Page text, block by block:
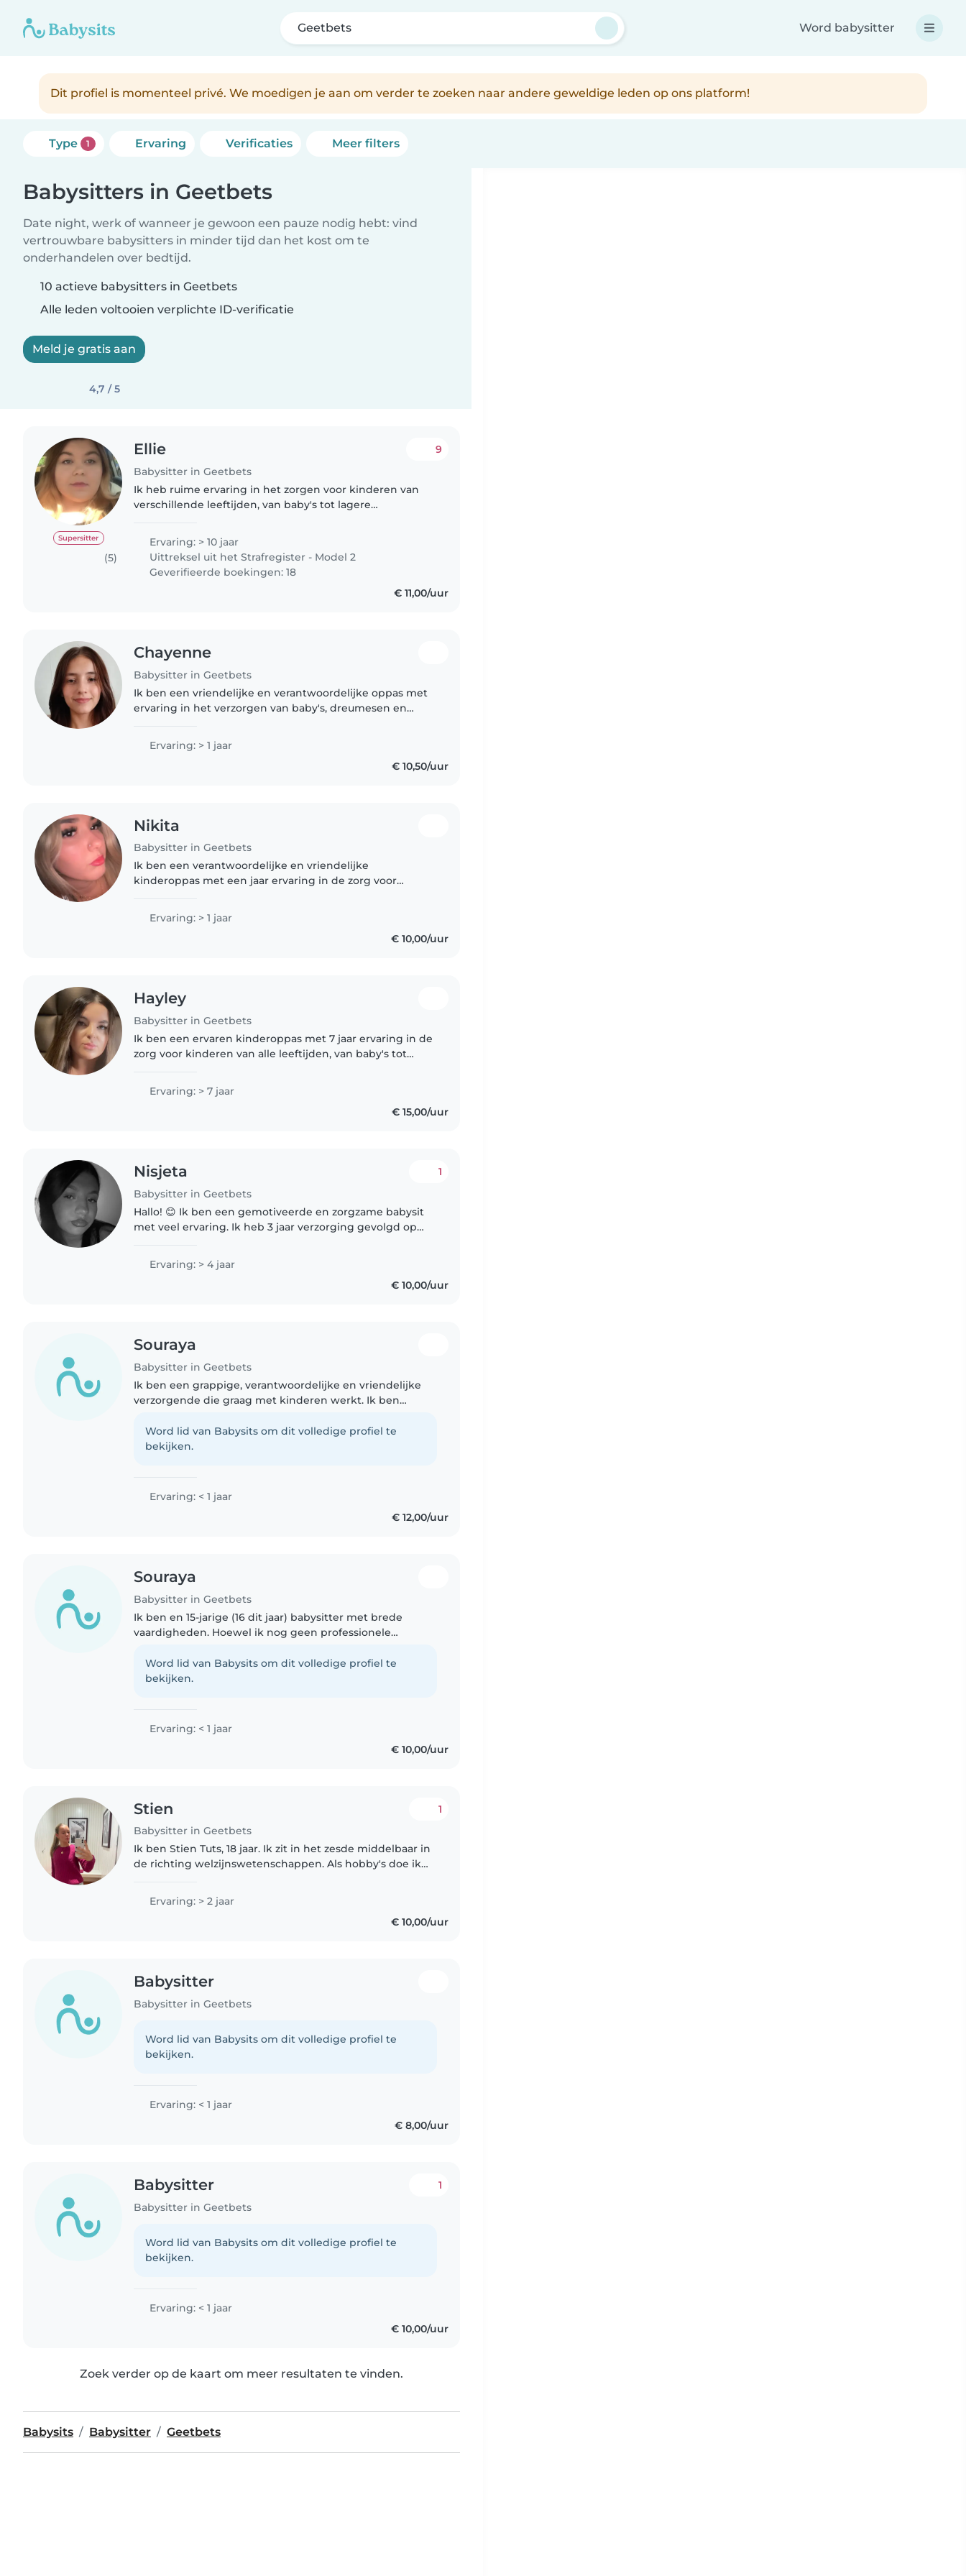
Geetbets Word babysitter
Dit profiel is momenteel privé. We moedigen je aan om verder te zoeken naar andere geweldige leden op ons platform!
Type 1 Ervaring Verificaties Meer filters
Babysitters in Geetbets
Date night, werk of wanneer je gewoon een pauze nodig hebt: vind
vertrouwbare babysitters in minder tijd dan het kost om te
onderhandelen over bedtijd.
10 actieve babysitters in Geetbets
Alle leden voltooien verplichte ID-verificatie
Meld je gratis aan
4,7 / 5
Supersitter
(5)
Ellie
Babysitter in Geetbets
9
Ik heb ruime ervaring in het zorgen voor kinderen van
verschillende leeftijden, van baby's tot lagere
die ik heb afgerond heb..
Ervaring: > 10 jaar
Uittreksel uit het Strafregister - Model 2
Geverifieerde boekingen: 18
€ 11,00/uur
Chayenne
Babysitter in Geetbets
Ik ben een vriendelijke en verantwoordelijke oppas met
ervaring in het verzorgen van baby's, dreumesen en
Ervaring: > 1 jaar
€ 10,50/uur
Nikita
Babysitter in Geetbets
Ik ben een verantwoordelijke en vriendelijke
kinderoppas met een jaar ervaring in de zorg voor
gespecialiseerd in voorlezen, knutselen,..
Ervaring: > 1 jaar
€ 10,00/uur
Hayley
Babysitter in Geetbets
Ik ben een ervaren kinderoppas met 7 jaar ervaring in de
zorg voor kinderen van alle leeftijden, van baby's tot
en ik heb..
Ervaring: > 7 jaar
€ 15,00/uur
Nisjeta
Babysitter in Geetbets
1
Hallo! 😊 Ik ben een gemotiveerde en zorgzame babysit
met veel ervaring. Ik heb 3 jaar verzorging gevolgd op
begeleiding van kindjes...
Ervaring: > 4 jaar
€ 10,00/uur
Souraya
Babysitter in Geetbets
Ik ben een grappige, verantwoordelijke en vriendelijke
verzorgende die graag met kinderen werkt. Ik ben
ervaring met het verzorgen..
Word lid van Babysits om dit volledige profiel te
bekijken.
Ervaring: < 1 jaar
€ 12,00/uur
Souraya
Babysitter in Geetbets
Ik ben en 15-jarige (16 dit jaar) babysitter met brede
vaardigheden. Hoewel ik nog geen professionele
tekenen, voorlezen, taal, knutselen,..
Word lid van Babysits om dit volledige profiel te
bekijken.
Ervaring: < 1 jaar
€ 10,00/uur
Stien
Babysitter in Geetbets
1
Ik ben Stien Tuts, 18 jaar. Ik zit in het zesde middelbaar in
de richting welzijnswetenschappen. Als hobby's doe ik
Loksbergen...
Ervaring: > 2 jaar
€ 10,00/uur
Babysitter
Babysitter in Geetbets
Word lid van Babysits om dit volledige profiel te
bekijken.
Ervaring: < 1 jaar
€ 8,00/uur
Babysitter
Babysitter in Geetbets
1
Word lid van Babysits om dit volledige profiel te
bekijken.
Ervaring: < 1 jaar
€ 10,00/uur
Zoek verder op de kaart om meer resultaten te vinden.
Babysits Babysitter Geetbets